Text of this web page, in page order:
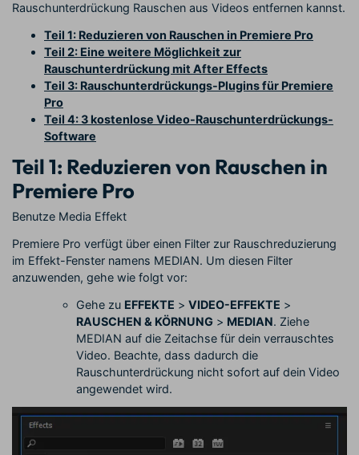
Rauschunterdrückung Rauschen aus Videos entfernen kannst.
Teil 1: Reduzieren von Rauschen in Premiere Pro
Teil 2: Eine weitere Möglichkeit zur
Rauschunterdrückung mit After Effects
Teil 3: Rauschunterdrückungs-Plugins für Premiere
Pro
Teil 4: 3 kostenlose Video-Rauschunterdrückungs-
Software
Teil 1: Reduzieren von Rauschen in
Premiere Pro
Benutze Media Effekt
Premiere Pro verfügt über einen Filter zur Rauschreduzierung
im Effekt-Fenster namens MEDIAN. Um diesen Filter
anzuwenden, gehe wie folgt vor:
Gehe zu EFFEKTE > VIDEO-EFFEKTE >
RAUSCHEN & KÖRNUNG > MEDIAN. Ziehe
MEDIAN auf die Zeitachse für dein verrauschtes
Video. Beachte, dass dadurch die
Rauschunterdrückung nicht sofort auf dein Video
angewendet wird.